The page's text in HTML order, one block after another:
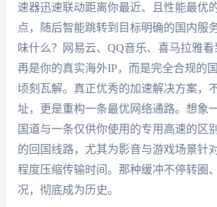
速器迅速联动距离你最近、且性能最优
点，随后智能跳转到目标明确的国内服
味什么？网易云、QQ音乐、喜马拉雅
再是你的真实海外IP，而是完全合规的
顷刻瓦解。真正优秀的加速解决方案，
址，更是重构一条最优网络通路。想象
国道与一条仅供你使用的专用高速的区
的回国线路，尤其为影音与游戏场景针
程度压缩传输时间。那种缓冲不停转圈
况，彻底成为历史。